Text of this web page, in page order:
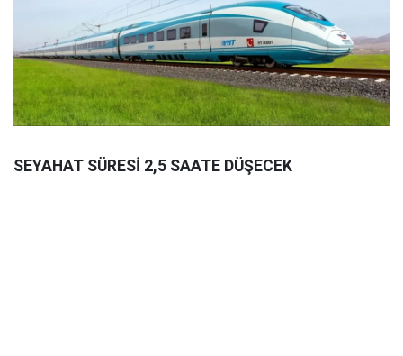
SEYAHAT SÜRESİ 2,5 SAATE DÜŞECEK